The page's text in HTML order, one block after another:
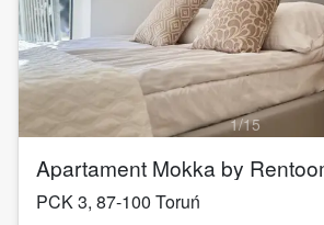
1/15
Apartament Mokka by
PCK 3, 87-100 Toruń